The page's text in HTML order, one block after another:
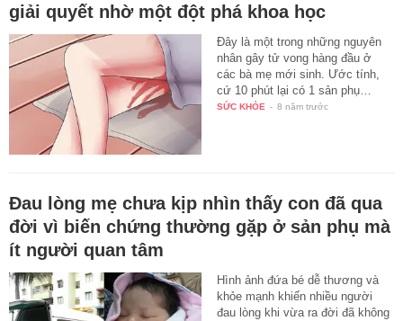
giải quyết nhờ một đột phá khoa học
Đây là một trong những nguyên
nhân gây tử vong hàng đầu ở
các bà mẹ mới sinh. Ước tính,
cứ 10 phút lại có 1 sản phụ…
SỨC KHỎE - 8 năm trước
Đau lòng mẹ chưa kịp nhìn thấy con đã qua
đời vì biến chứng thường gặp ở sản phụ mà
ít người quan tâm
Hình ảnh đứa bé dễ thương và
khỏe mạnh khiến nhiều người
đau lòng khi vừa ra đời đã không